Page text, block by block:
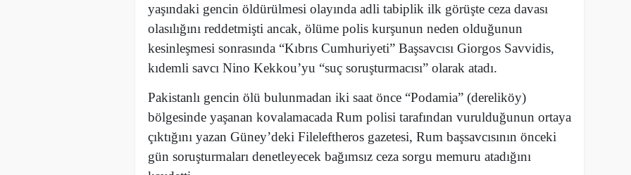
yaşındaki gencin öldürülmesi olayında adli tabiplik ilk görüşte ceza davası
olasılığını reddetmişti ancak, ölüme polis kurşunun neden olduğunun
kesinleşmesi sonrasında “Kıbrıs Cumhuriyeti” Başsavcısı Giorgos Savvidis,
kıdemli savcı Nino Kekkou’yu “suç soruşturmacısı” olarak atadı.
Pakistanlı gencin ölü bulunmadan iki saat önce “Podamia” (dereliköy)
bölgesinde yaşanan kovalamacada Rum polisi tarafından vurulduğunun ortaya
çıktığını yazan Güney’deki Fileleftheros gazetesi, Rum başsavcısının önceki
gün soruşturmaları denetleyecek bağımsız ceza sorgu memuru atadığını